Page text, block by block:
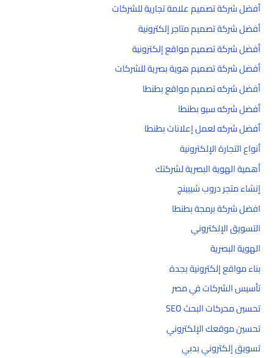
أفضل شركة تصميم علامة تجارية للشركات
أفضل شركة تصميم متاجر إلكترونية
أفضل شركة تصميم مواقع إلكترونية
أفضل شركة تصميم هوية بصرية للشركات
أفضل شركه تصميم مواقع بطنطا
أفضل شركه سيو بطنطا
أفضل شركه لعمل إعلانات بطنطا
أنواع التجارة الإلكترونية
أهمية الهوية البصرية لشركتك
إنشاء متجر دروب شيبينج
افضل شركة برمجة بطنطا
التسويق الإلكتروني
الهوية البصرية
بناء مواقع إلكترونية بجدة
تأسيس الشركات في مصر
تحسين محركات البحث SEO
تحسين موقعك الإلكتروني
تسويق إلكتروني بدبي